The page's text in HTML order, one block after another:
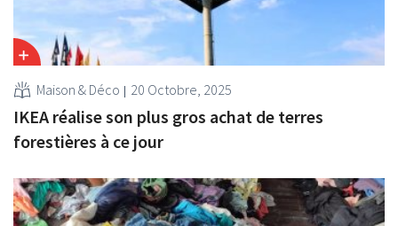
Maison & Déco 20 Octobre, 2025
IKEA réalise son plus gros achat de terres
forestières à ce jour